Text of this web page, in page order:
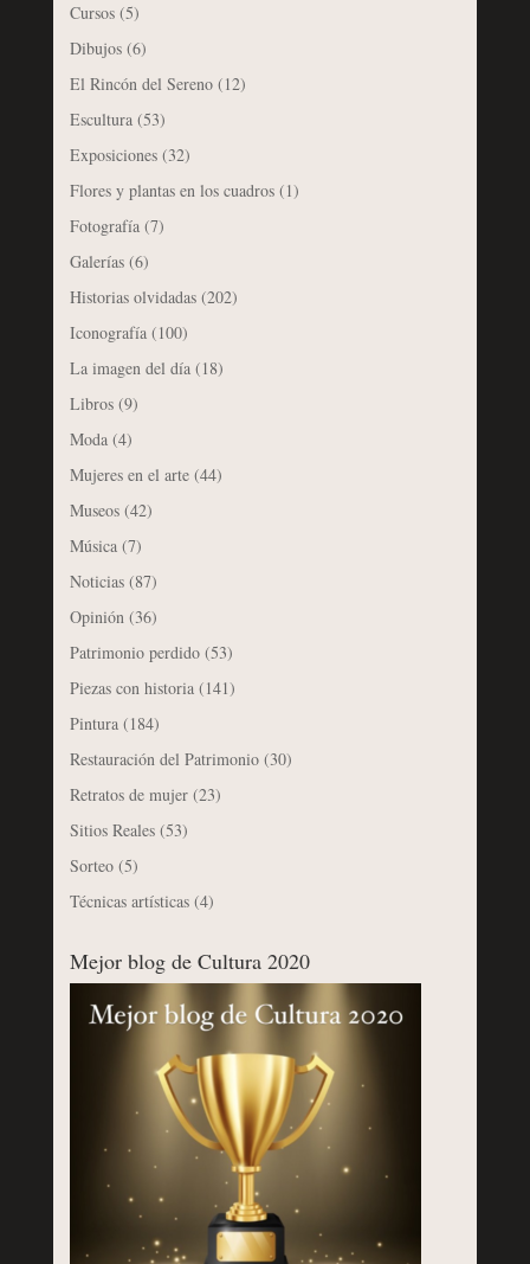
Cursos(5)
Dibujos(6)
El Rincón del Sereno(12)
Escultura(53)
Exposiciones(32)
Flores y plantas en los cuadros(1)
Fotografía(7)
Galerías(6)
Historias olvidadas(202)
Iconografía(100)
La imagen del día(18)
Libros(9)
Moda(4)
Mujeres en el arte(44)
Museos(42)
Música(7)
Noticias(87)
Opinión(36)
Patrimonio perdido(53)
Piezas con historia(141)
Pintura(184)
Restauración del Patrimonio(30)
Retratos de mujer(23)
Sitios Reales(53)
Sorteo(5)
Técnicas artísticas(4)
Mejor blog de Cultura 2020